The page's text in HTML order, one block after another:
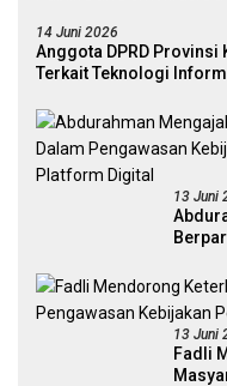
14 Juni 2026
Anggota DPRD Provinsi
Terkait Teknologi
13 Juni
13 Juni
Fadli